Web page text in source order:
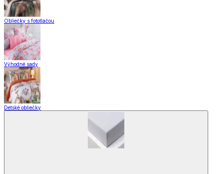
Obliečky s fototlačou
Výhodné sady
Detské obliečky